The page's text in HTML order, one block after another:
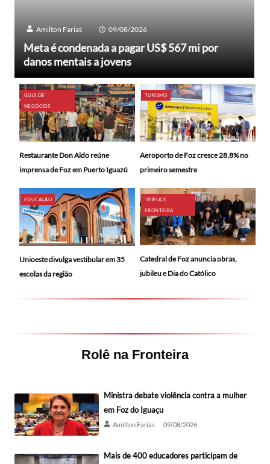
Amilton Farias 09/08/2026
Meta é condenada a pagar US$ 567 mi por
danos mentais a jovens
GUIA DE
NEGÓCIOS
Restaurante Don Aldo reúne
imprensa de Foz em Puerto Iguazú
TURISMO
Aeroporto de Foz cresce 28,8% no
primeiro semestre
EDUCAÇÃO
Unioeste divulga vestibular em 35
escolas da região
TRÍPLICE
FRONTEIRA
Catedral de Foz anuncia obras,
jubileu e Dia do Católico
Rolê na Fronteira
Ministra debate violência contra a mulher
em Foz do Iguaçu
Amilton Farias 09/08/2026
Mais de 400 educadores participam de